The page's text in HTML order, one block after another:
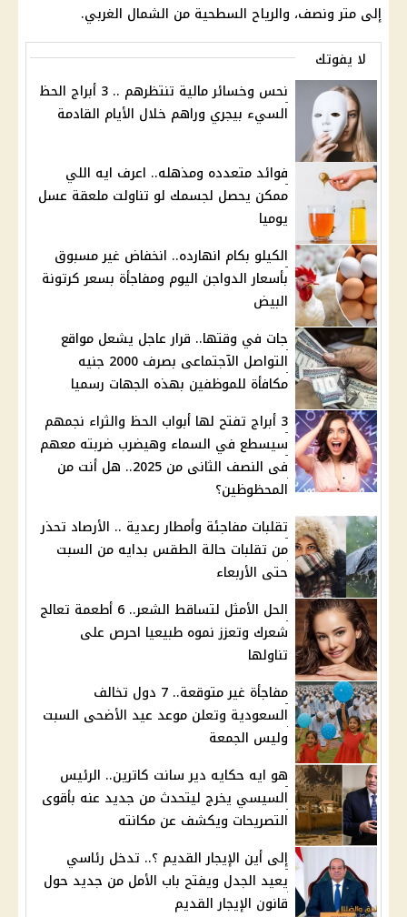
إلى متر ونصف، والرياح السطحية من الشمال الغربي.
لا يفوتك
نحس وخسائر مالية تنتظرهم .. 3 أبراج الحظ
السيء بيجري وراهم خلال الأيام القادمة
فوائد متعدده ومذهله.. اعرف ايه اللي
ممكن يحصل لجسمك لو تناولت ملعقة عسل
يوميا
الكيلو بكام انهارده.. انخفاض غير مسبوق
بأسعار الدواجن اليوم ومفاجأة بسعر كرتونة
البيض
جات في وقتها.. قرار عاجل يشعل مواقع
التواصل الآجتماعى بصرف 2000 جنيه
مكافأة للموظفين بهذه الجهات رسميا
3 أبراج تفتح لها أبواب الحظ والثراء نجمهم
سيسطع في السماء وهيضرب ضربته معهم
فى النصف الثانى من 2025.. هل أنت من
المحظوظين؟
تقلبات مفاجئة وأمطار رعدية .. الأرصاد تحذر
من تقلبات حالة الطقس بدايه من السبت
حتى الأربعاء
الحل الأمثل لتساقط الشعر.. 6 أطعمة تعالج
شعرك وتعزز نموه طبيعيا احرص على
تناولها
مفاجأة غير متوقعة.. 7 دول تخالف
السعودية وتعلن موعد عيد الأضحى السبت
وليس الجمعة
هو ايه حكايه دير سانت كاترين.. الرئيس
السيسي يخرج ليتحدث من جديد عنه بأقوى
التصريحات ويكشف عن مكانته
إلى أين الإيجار القديم ؟.. تدخل رئاسي
يعيد الجدل ويفتح باب الأمل من جديد حول
قانون الإيجار القديم